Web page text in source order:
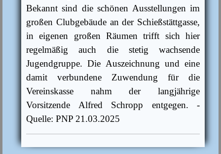
Bekannt sind die schönen Ausstellungen im
großen Clubgebäude an der Schießstättgasse,
in eigenen großen Räumen trifft sich hier
regelmäßig auch die stetig wachsende
Jugendgruppe. Die Auszeichnung und eine
damit verbundene Zuwendung für die
Vereinskasse nahm der langjährige
Vorsitzende Alfred Schropp entgegen. -
Quelle: PNP 21.03.2025